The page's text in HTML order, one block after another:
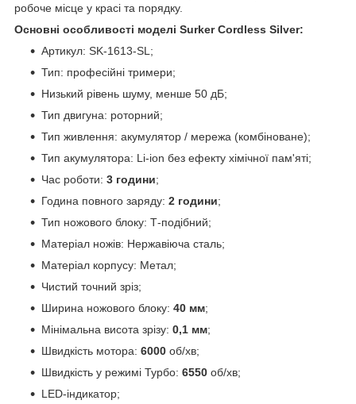
робоче місце у красі та порядку.
Основні особливості моделі Surker Сordless Silver:
Артикул: SK-1613-SL;
Тип: професійні тримери;
Низький рівень шуму, менше 50 дБ;
Тип двигуна: роторний;
Тип живлення: акумулятор / мережа (комбіноване);
Тип акумулятора: Li-ion без ефекту хімічної пам'яті;
Час роботи: 3 години;
Година повного заряду: 2 години;
Тип ножового блоку: Т-подібний;
Матеріал ножів: Нержавіюча сталь;
Матеріал корпусу: Метал;
Чистий точний зріз;
Ширина ножового блоку: 40 мм;
Мінімальна висота зрізу: 0,1 мм;
Швидкість мотора: 6000 об/хв;
Швидкість у режимі Турбо: 6550 об/хв;
LED-індикатор;